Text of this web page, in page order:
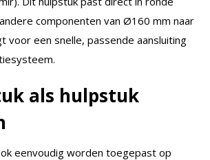
componenten van Ø160 mm naar
voor een snelle, passende aansluiting
als hulpstuk
eenvoudig worden toegepast op